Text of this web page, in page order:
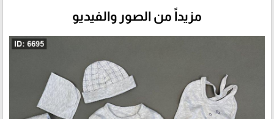
مزيداً من الصور والفيديو